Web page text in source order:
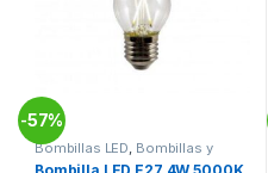
-57%
Bombillas LED Bombillas y
, Electricidad